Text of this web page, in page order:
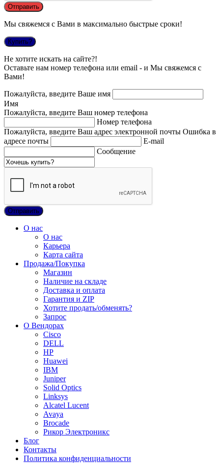
Мы свяжемся с Вами в максимально быстрые сроки!
Купить?
Не хотите искать на сайте?!
Оставьте нам номер телефона или email - и Мы свяжемся с
Вами!
Пожалуйста, введите Ваше имя
Имя
Пожалуйста, введите Ваш номер телефона
Номер телефона
Пожалуйста, введите Ваш адрес электронной почты Ошибка в
адресе почты
E-mail
Сообщение
О нас
О нас
Карьера
Карта сайта
Продажа/Покупка
Магазин
Наличие на складе
Доставка и оплата
Гарантия и ZIP
Хотите продать/обменять?
Запрос
О Вендорах
Cisco
DELL
HP
Huawei
IBM
Juniper
Solid Optics
Linksys
Alcatel Lucent
Avaya
Brocade
Рикор Электроникс
Блог
Контакты
Политика конфиденциальности